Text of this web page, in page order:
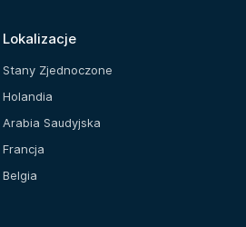
Lokalizacje
Stany Zjednoczone
Holandia
Arabia Saudyjska
Francja
Belgia